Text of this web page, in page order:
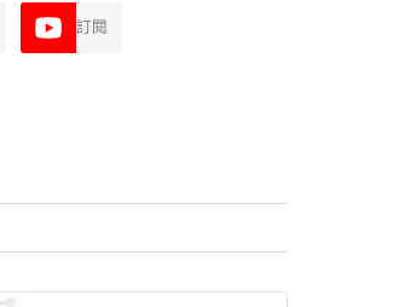
訂閱